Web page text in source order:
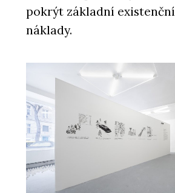
pokrýt základní existenční
náklady.